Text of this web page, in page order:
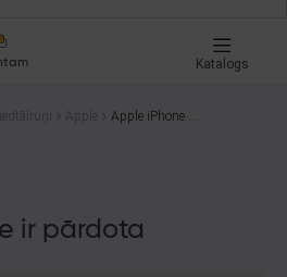
Katalogs
Apple
Apple iPhone mi
ir pārdota